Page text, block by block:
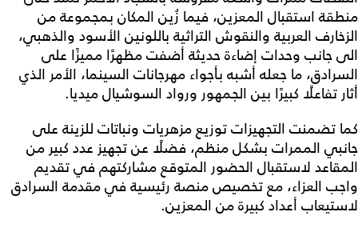
منطقة استقبال المعزين، فيما زُين المكان بمجموعة من
الزخارف العربية والنقوش التراثية باللونين الأسود والذهبي،
الى جانب وحدات إضاءة حديثة أضفت مظهرًا مميزًا على
السرادق، ما جعله أشبه بأجواء مهرجانات السينما، الأمر الذي
أثار تفاعلًا كبيرًا بين الجمهور ورواد السوشيال ميديا.
كما تضمنت التجهيزات توزيع مزهريات ونباتات للزينة على
جانبي الممرات بشكل منظم، فضلًا عن تجهيز عدد كبير من
المقاعد لاستقبال الحضور المتوقع مشاركتهم في تقديم
واجب العزاء، مع تخصيص منصة رئيسية في مقدمة السرادق
لاستيعاب أعداد كبيرة من المعزين.